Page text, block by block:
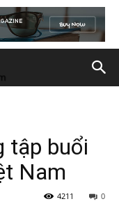
tập buổi
Nam
0
4211